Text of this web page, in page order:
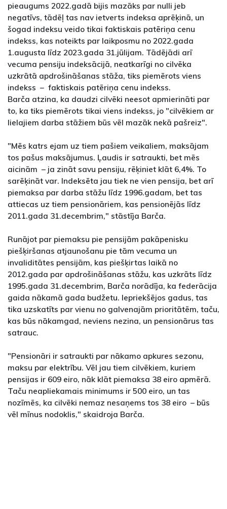
pieaugums 2022.gadā bijis mazāks par nulli jeb
negatīvs, tādēļ tas nav ietverts indeksa aprēķinā, un
šogad indeksu veido tikai faktiskais patēriņa cenu
indekss, kas noteikts par laikposmu no 2022.gada
1.augusta līdz 2023.gada 31.jūlijam. Tādējādi arī
vecuma pensiju indeksācijā, neatkarīgi no cilvēka
uzkrātā apdrošināšanas stāža, tiks piemērots viens
indekss – faktiskais patēriņa cenu indekss.
Barča atzina, ka daudzi cilvēki neesot apmierināti par
to, ka tiks piemērots tikai viens indekss, jo "cilvēkiem ar
lielajiem darba stāžiem būs vēl mazāk nekā pašreiz".
"Mēs katrs ejam uz tiem pašiem veikaliem, maksājam
tos pašus maksājumus. Ļaudis ir satraukti, bet mēs
aicinām – ja zināt savu pensiju, rēķiniet klāt 6,4%. To
sarēķināt var. Indeksēta jau tiek ne vien pensija, bet arī
piemaksa par darba stāžu līdz 1996.gadam, bet tas
attiecas uz tiem pensionāriem, kas pensionējās līdz
2011.gada 31.decembrim," stāstīja Barča.
Runājot par piemaksu pie pensijām pakāpenisku
piešķiršanas atjaunošanu pie tām vecuma un
invaliditātes pensijām, kas piešķirtas laikā no
2012.gada par apdrošināšanas stāžu, kas uzkrāts līdz
1995.gada 31.decembrim, Barča norādīja, ka federācija
gaida nākamā gada budžetu. Iepriekšējos gadus, tas
tika uzskatīts par vienu no galvenajām prioritātēm, taču,
kas būs nākamgad, neviens nezina, un pensionārus tas
satrauc.
"Pensionāri ir satraukti par nākamo apkures sezonu,
maksu par elektrību. Vēl jau tiem cilvēkiem, kuriem
pensijas ir 609 eiro, nāk klāt piemaksa 38 eiro apmērā.
Taču neapliekamais minimums ir 500 eiro, un tas
nozīmēs, ka cilvēki nemaz nesaņems tos 38 eiro – būs
vēl mīnus nodoklis," skaidroja Barča.